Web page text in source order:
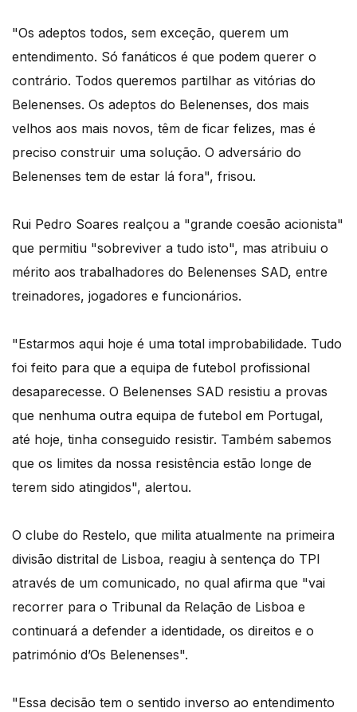
"Os adeptos todos, sem exceção, querem um
entendimento. Só fanáticos é que podem querer o
contrário. Todos queremos partilhar as vitórias do
Belenenses. Os adeptos do Belenenses, dos mais
velhos aos mais novos, têm de ficar felizes, mas é
preciso construir uma solução. O adversário do
Belenenses tem de estar lá fora", frisou.
Rui Pedro Soares realçou a "grande coesão acionista"
que permitiu "sobreviver a tudo isto", mas atribuiu o
mérito aos trabalhadores do Belenenses SAD, entre
treinadores, jogadores e funcionários.
"Estarmos aqui hoje é uma total improbabilidade. Tudo
foi feito para que a equipa de futebol profissional
desaparecesse. O Belenenses SAD resistiu a provas
que nenhuma outra equipa de futebol em Portugal,
até hoje, tinha conseguido resistir. Também sabemos
que os limites da nossa resistência estão longe de
terem sido atingidos", alertou.
O clube do Restelo, que milita atualmente na primeira
divisão distrital de Lisboa, reagiu à sentença do TPI
através de um comunicado, no qual afirma que "vai
recorrer para o Tribunal da Relação de Lisboa e
continuará a defender a identidade, os direitos e o
património d’Os Belenenses".
"Essa decisão tem o sentido inverso ao entendimento